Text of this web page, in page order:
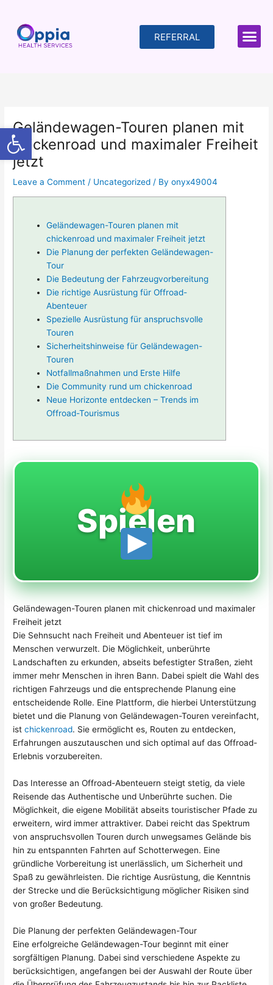
Open toolbar
content
REFERRAL
Geländewagen-Touren planen mit
chickenroad und maximaler Freiheit
jetzt
Leave a Comment / Uncategorized / Byonyx49004
Geländewagen-Touren planen mit
chickenroad und maximaler Freiheit jetzt
Die Planung der perfekten Geländewagen-
Tour
Die Bedeutung der Fahrzeugvorbereitung
Die richtige Ausrüstung für Offroad-
Abenteuer
Spezielle Ausrüstung für anspruchsvolle
Touren
Sicherheitshinweise für Geländewagen-
Touren
Notfallmaßnahmen und Erste Hilfe
Die Community rund um chickenroad
Neue Horizonte entdecken – Trends im
Offroad-Tourismus
Spielen
Geländewagen-Touren planen mit chickenroad und maximaler
Freiheit jetzt
Die Sehnsucht nach Freiheit und Abenteuer ist tief im
Menschen verwurzelt. Die Möglichkeit, unberührte
Landschaften zu erkunden, abseits befestigter Straßen, zieht
immer mehr Menschen in ihren Bann. Dabei spielt die Wahl des
richtigen Fahrzeugs und die entsprechende Planung eine
entscheidende Rolle. Eine Plattform, die hierbei Unterstützung
bietet und die Planung von Geländewagen-Touren vereinfacht,
istchickenroad. Sie ermöglicht es, Routen zu entdecken,
Erfahrungen auszutauschen und sich optimal auf das Offroad-
Erlebnis vorzubereiten.
Das Interesse an Offroad-Abenteuern steigt stetig, da viele
Reisende das Authentische und Unberührte suchen. Die
Möglichkeit, die eigene Mobilität abseits touristischer Pfade zu
erweitern, wird immer attraktiver. Dabei reicht das Spektrum
von anspruchsvollen Touren durch unwegsames Gelände bis
hin zu entspannten Fahrten auf Schotterwegen. Eine
gründliche Vorbereitung ist unerlässlich, um Sicherheit und
Spaß zu gewährleisten. Die richtige Ausrüstung, die Kenntnis
der Strecke und die Berücksichtigung möglicher Risiken sind
von großer Bedeutung.
Die Planung der perfekten Geländewagen-Tour
Eine erfolgreiche Geländewagen-Tour beginnt mit einer
sorgfältigen Planung. Dabei sind verschiedene Aspekte zu
berücksichtigen, angefangen bei der Auswahl der Route über